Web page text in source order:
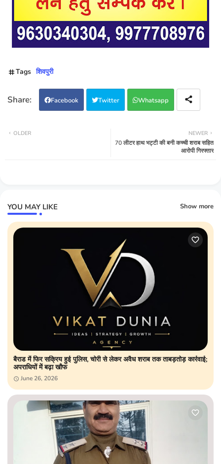
Tags शिवपुरी
Facebook Twitter Whatsapp
NEWER
70 लीटर हाथ भट्टी की बनी कच्ची शराब सहित
आरोपी गिरफ्तार
OLDER
YOU MAY LIKE Show more
बैराड में फिर सक्रिय हुई पुलिस, चोरी से लेकर अवैध शराब तक ताबड़तोड़ कार्रवाई;
अपराधियों में बढ़ा खौफ
June 26, 2026